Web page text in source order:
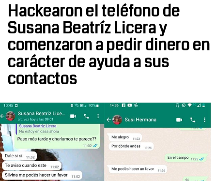
Hackearon el teléfono de
Susana Beatríz Licera y
comenzaron a pedir dinero en
carácter de ayuda a sus
contactos